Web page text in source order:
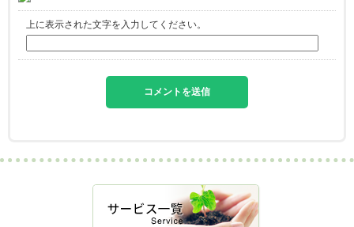
上に表示された文字を入力してください。